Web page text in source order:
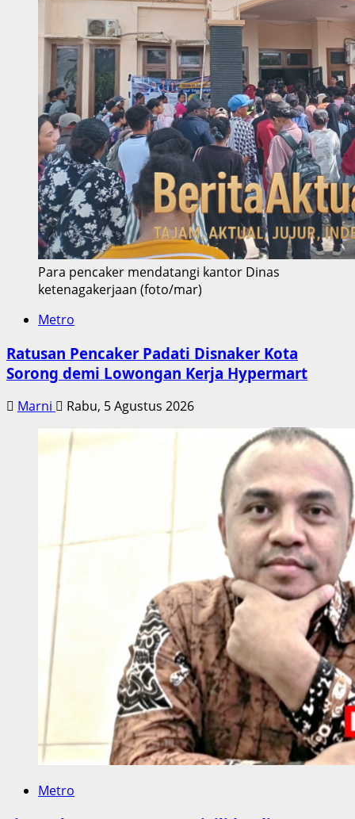
Para pencaker mendatangi kantor Dinas
ketenagakerjaan (foto/mar)
Metro
Ratusan Pencaker Padati Disnaker Kota
Sorong demi Lowongan Kerja Hypermart
Marni Rabu, 5 Agustus 2026
Metro